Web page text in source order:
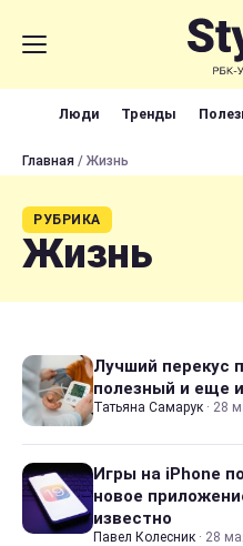
Люди Тренды
Главная / Жизнь
РУБРИКА
Жизнь
Лучший перекус
полезный и еще
Татьяна Самарук · 28
Игры на iPhone
новое
известно
Павел Колесник · 28